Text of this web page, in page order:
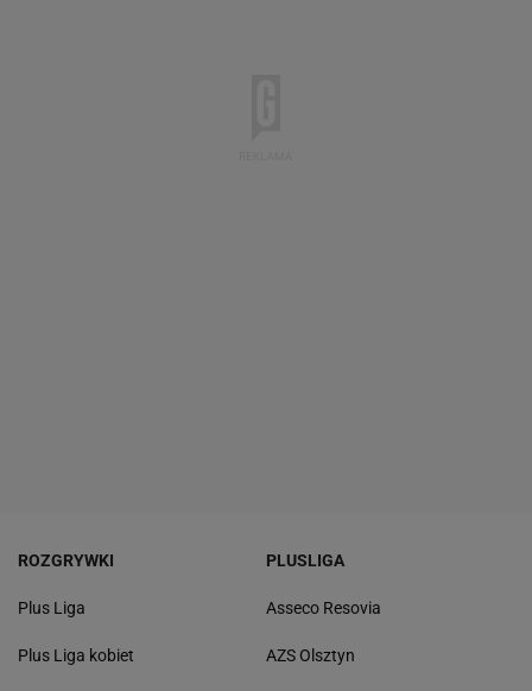
ROZGRYWKI
Plus Liga
Plus Liga kobiet
PLUSLIGA
Asseco Resovia
AZS Olsztyn